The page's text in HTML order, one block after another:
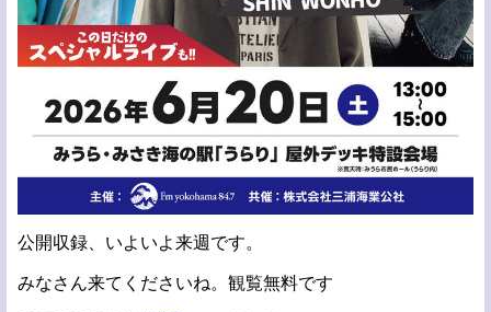
公開収録、いよいよ来週です。
みなさん来てくださいね。観覧無料です